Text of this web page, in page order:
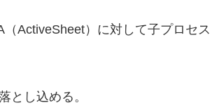
ActiveSheet）に対して子プロセス
とし込める。